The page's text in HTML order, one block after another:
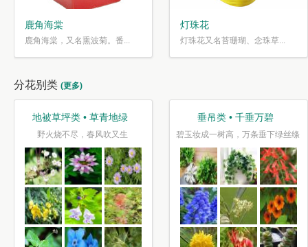
鹿角海棠
鹿角海棠，又名熏波菊。番...
灯珠花
灯珠花又名苔珊瑚、念珠草...
分花别类 (更多)
地被草坪类 • 草青地绿
野火烧不尽，春风吹又生
垂吊类 • 千垂万碧
碧玉妆成一树高，万条垂下绿丝绦